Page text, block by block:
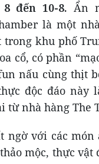
8đến10-8. Ẩn
là một
khu phố
cổ, có phần
nấu cùng thịt
độc đáo này
từ nhà hàng The
ngờ với các
mộc, thực